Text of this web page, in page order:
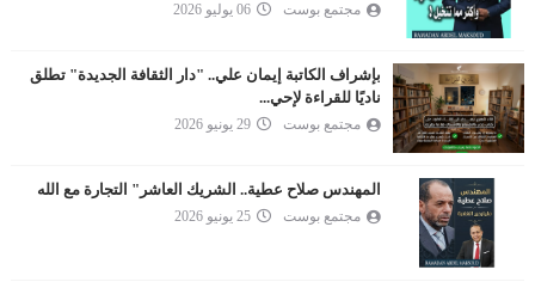
مجتمع بوست 06 يوليو 2026
بإشراف الكاتبة إيمان علي.. "دار الثقافة الجديدة" تطلق
ناديًا للقراءة لإحي...
مجتمع بوست 29 يونيو 2026
المهندس صلاح عطية.. الشريك العاشر" التجارة مع الله
مجتمع بوست 25 يونيو 2026